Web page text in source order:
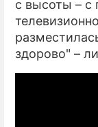
с высоты – с
здорово" –